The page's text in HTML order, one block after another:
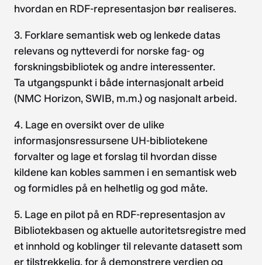
hvordan en RDF-representasjon bør realiseres.
3. Forklare semantisk web og lenkede datas
relevans og nytteverdi for norske fag- og
forskningsbibliotek og andre interessenter.
Ta utgangspunkt i både internasjonalt arbeid
(NMC Horizon, SWIB, m.m.) og nasjonalt arbeid.
4. Lage en oversikt over de ulike
informasjonsressursene UH-bibliotekene
forvalter og lage et forslag til hvordan disse
kildene kan kobles sammen i en semantisk web
og formidles på en helhetlig og god måte.
5. Lage en pilot på en RDF-representasjon av
Bibliotekbasen og aktuelle autoritetsregistre med
et innhold og koblinger til relevante datasett som
er tilstrekkelig, for å demonstrere verdien og